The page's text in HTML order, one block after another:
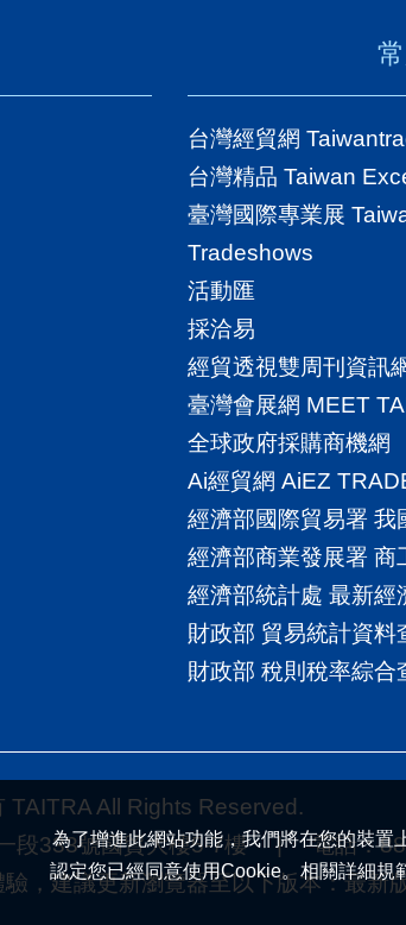
為了增進此網站功能，我們將在您的裝置
認定您已經同意使用Cookie。相關詳細規
台灣經貿網
台灣精品 Taiwan
臺灣國際專業展
Tradeshows
活動匯
採洽易
經貿透視雙周刊資訊
臺灣會展網 MEET
全球政府採購商機網
Ai經貿網 AiEZ
經濟部國際貿易署 我
經濟部商業發展署 商
經濟部統計處 最新經
財政部 貿易統計資料
財政部 稅則稅率綜合
TAITRA All Rights Reserved.
一段333號國貿大樓5-7樓 | 電話
驗，建議更新瀏覽器至以下版本：最